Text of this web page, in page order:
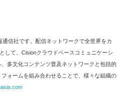
信社です。配信ネットワークで全世界をカ
して、Cisionクラウドベースコミュニケーシ
多文化コンテンツ普及ネットワークと包括的
ォームを組み合わせることで、様々な組織の